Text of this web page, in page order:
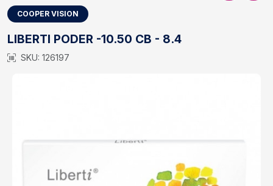
COOPER VISION
LIBERTI PODER -10.50 CB - 8.4
SKU: 126197